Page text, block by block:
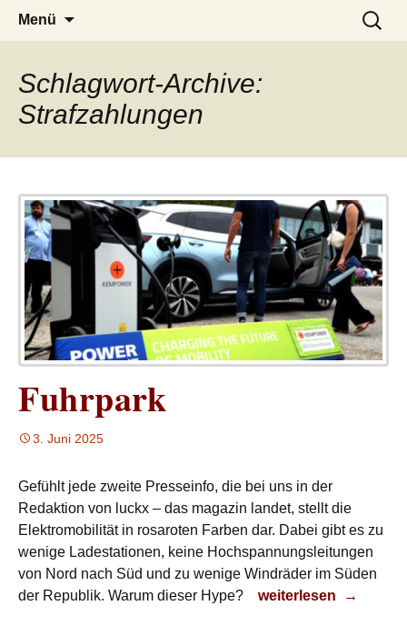
LUCKX
– das Magazin
Menü
Suchen
nach:
Schlagwort-Archive:
Strafzahlungen
Fuhrpark
3. Juni 2025
Gefühlt jede zweite Presseinfo, die bei uns in der
Redaktion von luckx – das magazin landet, stellt die
Elektromobilität in rosaroten Farben dar. Dabei gibt es zu
wenige Ladestationen, keine Hochspannungsleitungen
von Nord nach Süd und zu wenige Windräder im Süden
der Republik. Warum dieser Hype?
Fuhrpark
weiterlesen →